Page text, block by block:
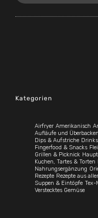
Kategorien
Airfryer Amerikanisch
Aufläufe und
Dips & Aufstriche
Fingerfood & Snacks
Grillen & Picknick
Kuchen, Tartes & Torten
Nahrungsergänzung
Rezepte Rezepte aus
Suppen & Eintöpfe Tex-
Verstecktes Gemüse